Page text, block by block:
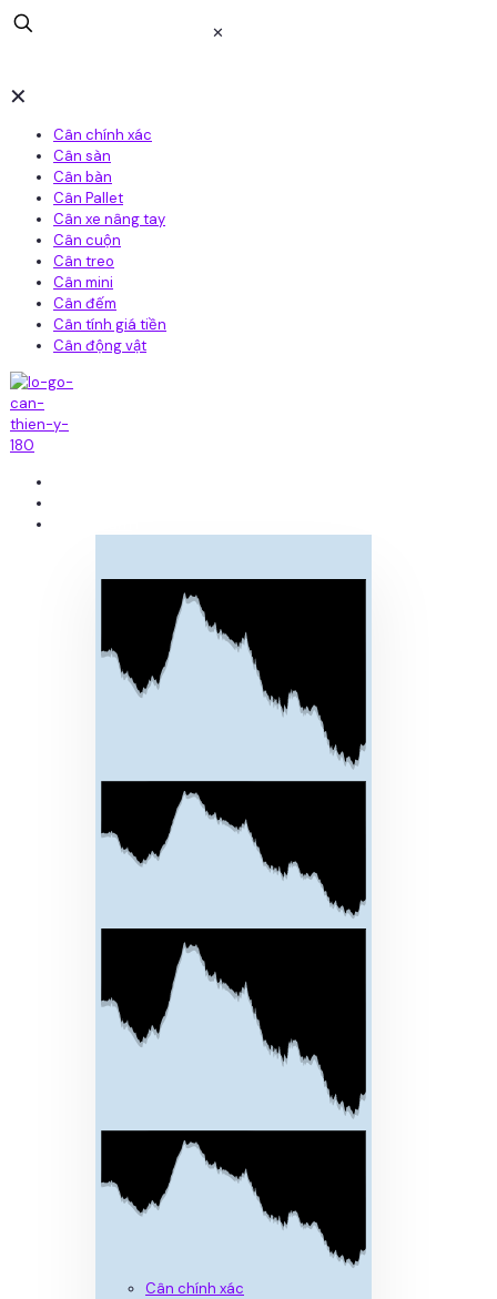
✕
✕
Cân chính xác
Cân sàn
Cân bàn
Cân Pallet
Cân xe nâng tay
Cân cuộn
Cân treo
Cân mini
Cân đếm
Cân tính giá tiền
Cân động vật
Cân chính xác